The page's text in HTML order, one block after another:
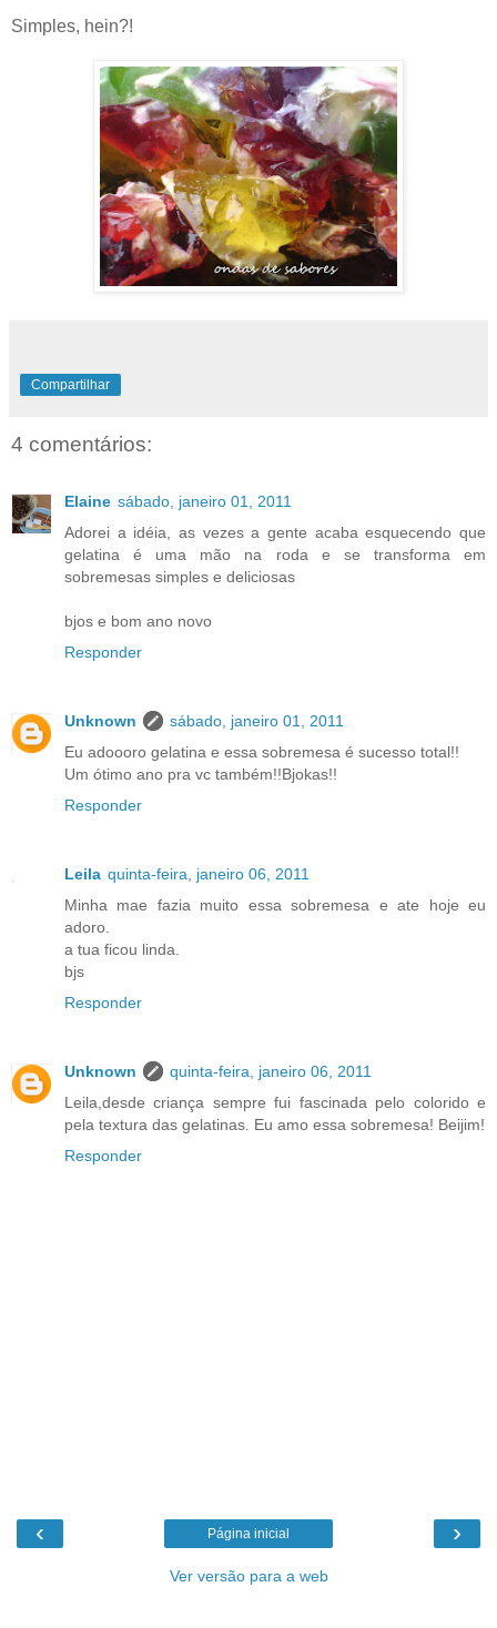
Simples, hein?!
Compartilhar
4 comentários:
Elaine sábado, janeiro 01, 2011
Adorei a idéia, as vezes a gente acaba esquecendo que
gelatina é uma mão na roda e se transforma em
sobremesas simples e deliciosas
bjos e bom ano novo
Responder
Unknown
sábado, janeiro 01, 2011
Eu adoooro gelatina e essa sobremesa é sucesso total!!
Um ótimo ano pra vc também!!Bjokas!!
Responder
Leila quinta-feira, janeiro 06, 2011
Minha mae fazia muito essa sobremesa e ate hoje eu
adoro.
a tua ficou linda.
bjs
Responder
Unknown
quinta-feira, janeiro 06, 2011
Leila,desde criança sempre fui fascinada pelo colorido e
pela textura das gelatinas. Eu amo essa sobremesa! Beijim!
Responder
‹ ›
Página inicial
Ver versão para a web